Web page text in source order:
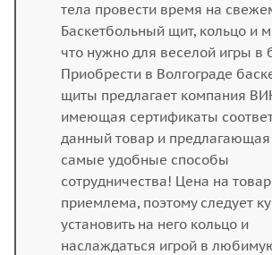
тела провести время на
Баскетбольный щит, кольцо и
что нужно для веселой игры в
Приобрести в Волгограде
щиты предлагает компания
имеющая сертификаты
данный товар и предлагающая
самые удобные способы
сотрудничества! Цена на
приемлема, поэтому следует
установить на него кольцо и
наслаждаться игрой в